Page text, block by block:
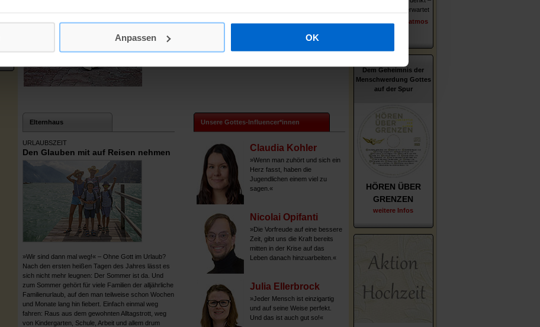
Anpassen OK
Elternhaus
URLAUBSZEIT
Den Glauben mit auf Reisen nehmen
»Wir sind dann mal weg!« – Ohne Gott im Urlaub?
Nach den ersten heißen Tagen des Jahres lässt es
sich nicht mehr leugnen: Der Sommer ist da. Und
zum Sommer gehört für viele Familien der alljährliche
Familienurlaub, auf den man teilweise schon Wochen
und Monate lang hin fiebert. Einfach einmal weg
fahren: Raus aus dem gewohnten Alltagstrott, weg
von Kindergarten, Schule, Arbeit und allem drum
Unsere Gottes-Influencer*innen
Claudia Kohler
»Wenn man zuhört und sich ein
Herz fasst, haben die
Jugendlichen einem viel zu
sagen.«
Nicolai Opifanti
»Die Vorfreude auf eine bessere
Zeit, gibt uns die Kraft bereits
mitten in der Krise auf das
Leben danach hinzuarbeiten.«
Julia Ellerbrock
»Jeder Mensch ist einzigartig
und auf seine Weise perfekt.
Und das ist auch gut so!«
was ihn und uns erwartet
erschienen im Patmos
Dem Geheimnis der
Menschwerdung Gottes
auf der Spur
HÖREN ÜBER
GRENZEN
weitere Infos